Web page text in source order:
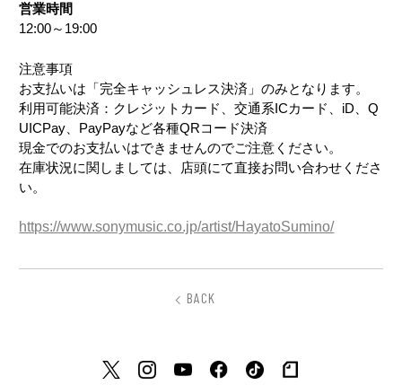
営業時間
12:00～19:00
注意事項
お支払いは「完全キャッシュレス決済」のみとなります。
利用可能決済：クレジットカード、交通系ICカード、iD、Q
UICPay、PayPayなど各種QRコード決済
現金でのお支払いはできませんのでご注意ください。
在庫状況に関しましては、店頭にて直接お問い合わせくださ
い。
https://www.sonymusic.co.jp/artist/HayatoSumino/
BACK